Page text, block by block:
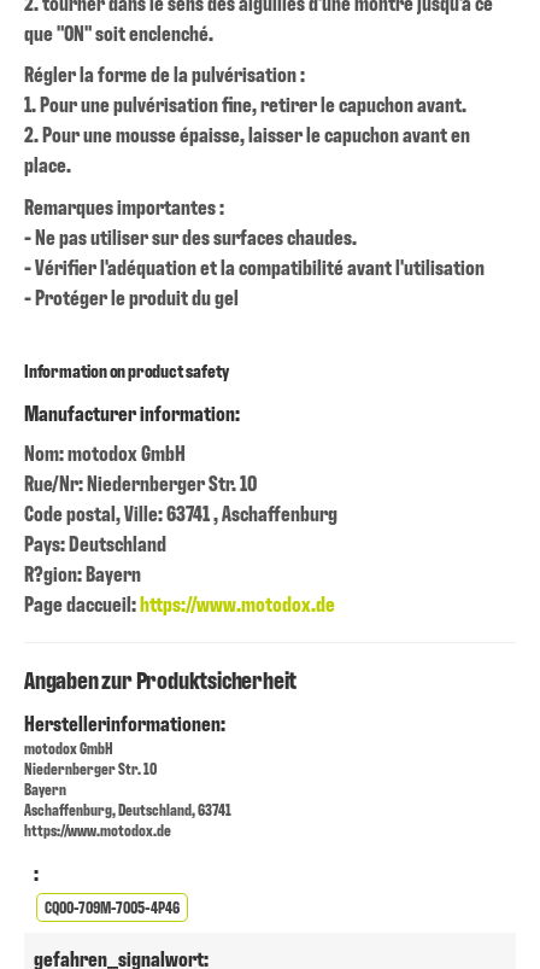
que "ON" soit enclenché.
Régler la forme de la pulvérisation :
1. Pour une pulvérisation fine, retirer le capuchon avant.
2. Pour une mousse épaisse, laisser le capuchon avant en
place.
Remarques importantes :
- Ne pas utiliser sur des surfaces chaudes.
- Vérifier l'adéquation et la compatibilité avant l'utilisation
- Protéger le produit du gel
Information on product safety
Manufacturer information:
Nom: motodox GmbH
Rue/Nr: Niedernberger Str. 10
Code postal, Ville: 63741 , Aschaffenburg
Pays: Deutschland
R?gion: Bayern
Page daccueil:https://www.motodox.de
Angaben zur Produktsicherheit
Herstellerinformationen:
motodox GmbH
Niedernberger Str. 10
Bayern
Aschaffenburg, Deutschland, 63741
https://www.motodox.de
:
CQ00-709M-7005-4P46
gefahren_signalwort: